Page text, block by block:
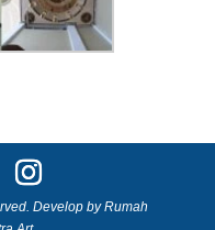
Develop by Rumah